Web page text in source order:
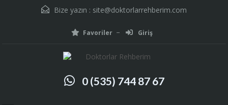
Bize yazın : site@doktorlarrehberim.com
Favoriler Giriş
0 (535) 744 87 67